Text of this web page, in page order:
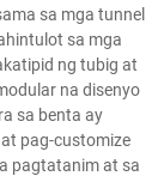
sa mga tunnel
sa mga
ng tubig at
na disenyo
sa benta ay
pag-customize
pagtatanim at sa